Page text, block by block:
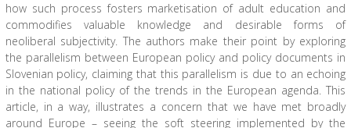
how such process fosters marketisation of adult education and
commodifies valuable knowledge and desirable forms of
neoliberal subjectivity. The authors make their point by exploring
the parallelism between European policy and policy documents in
Slovenian policy, claiming that this parallelism is due to an echoing
in the national policy of the trends in the European agenda. This
article, in a way, illustrates a concern that we have met broadly
around Europe – seeing the soft steering implemented by the